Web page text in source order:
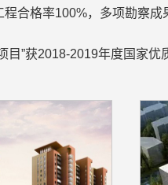
合格率100%，多项勘察
目”获2018-2019年度国家优